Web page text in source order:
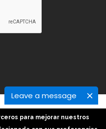
Leave a message
para mejorar nuestros